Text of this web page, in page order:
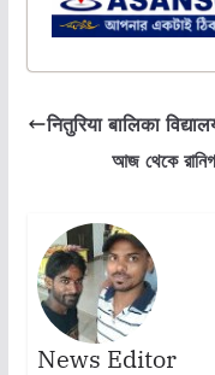
नितुरिया बालिका
আজ থেকে
News Editor